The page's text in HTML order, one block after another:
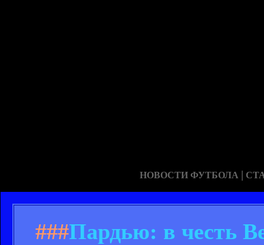
НОВОСТИ ФУТБОЛА |
###Пардью: в честь